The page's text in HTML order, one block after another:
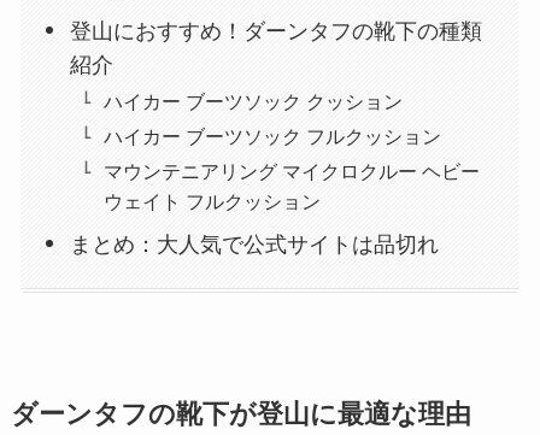
登山におすすめ！ダーンタフの靴下の種類
紹介
ハイカー ブーツソック クッション
ハイカー ブーツソック フルクッション
マウンテニアリング マイクロクルー ヘビー
ウェイト フルクッション
まとめ：大人気で公式サイトは品切れ
ダーンタフの靴下が登山に最適な理由